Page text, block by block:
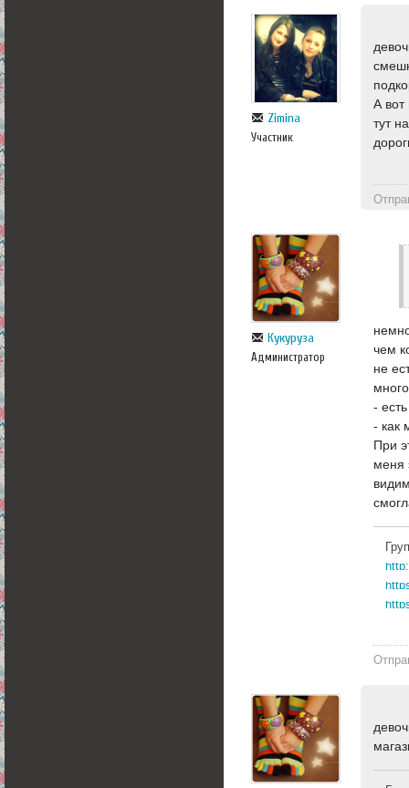
Zimina
Участник
А вот
тут
Кукуруза
Администратор
чем
не
-
- как
При
меня